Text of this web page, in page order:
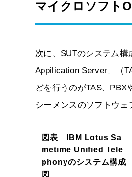
マイクロソフト
次に、SUTのシステム構
Appilication Server」（
どを行うのがTAS、PBX
シーメンスのソフトウェ
図表 IBM Lotus Sa
metime Unified Tele
phonyのシステム構成
図